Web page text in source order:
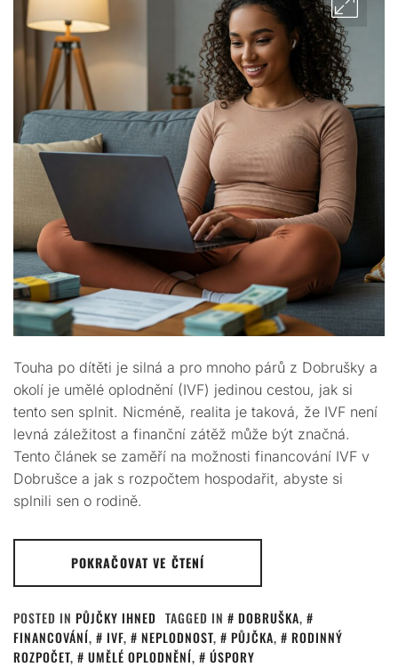
Touha po dítěti je silná a pro mnoho párů z Dobrušky a
okolí je umělé oplodnění (IVF) jedinou cestou, jak si
tento sen splnit. Nicméně, realita je taková, že IVF není
levná záležitost a finanční zátěž může být značná.
Tento článek se zaměří na možnosti financování IVF v
Dobrušce a jak s rozpočtem hospodařit, abyste si
splnili sen o rodině.
POKRAČOVAT VE ČTENÍ
POSTED IN PŮJČKY IHNED TAGGED IN DOBRUŠKA,
FINANCOVÁNÍ, IVF, NEPLODNOST, PŮJČKA,
RODINNÝ
ROZPOČET, UMĚLÉ OPLODNĚNÍ, ÚSPORY